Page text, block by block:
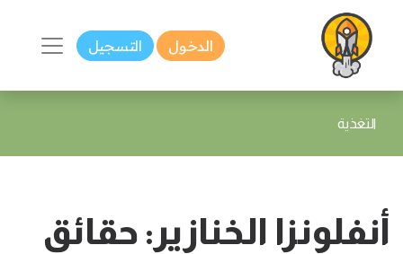
الدخول التسجيل
التغذية
أنفلونزا الخنازير: حقائق